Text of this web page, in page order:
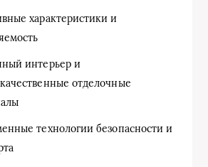
характеристики и
интерьер и
отделочные
технологии безопасности и